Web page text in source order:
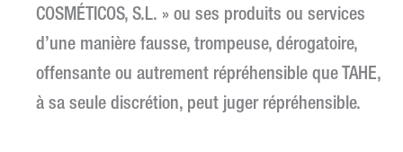
COSMÉTICOS, S.L. » ou ses produits ou services
d’une manière fausse, trompeuse, dérogatoire,
offensante ou autrement répréhensible que TAHE,
à sa seule discrétion, peut juger répréhensible.